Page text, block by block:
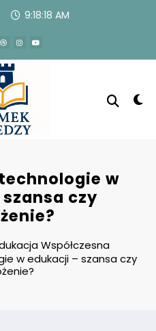
9:18:19 AM
w
czy
Współczesna
w edukacji – szansa czy